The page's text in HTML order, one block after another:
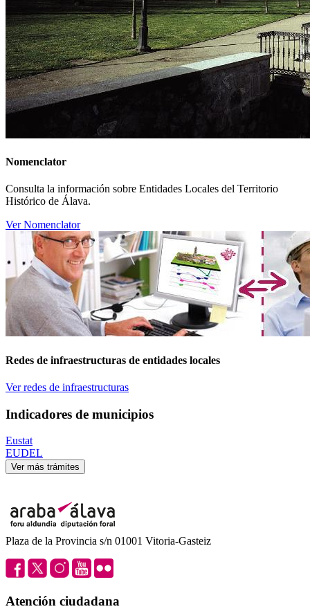
Nomenclator
Consulta la información sobre Entidades Locales del Territorio
Histórico de Álava.
Ver Nomenclator
Redes de infraestructuras de entidades locales
Ver redes de infraestructuras
Indicadores de municipios
Eustat
EUDEL
Ver más trámites
Plaza de la Provincia s/n 01001 Vitoria-Gasteiz
Atención ciudadana